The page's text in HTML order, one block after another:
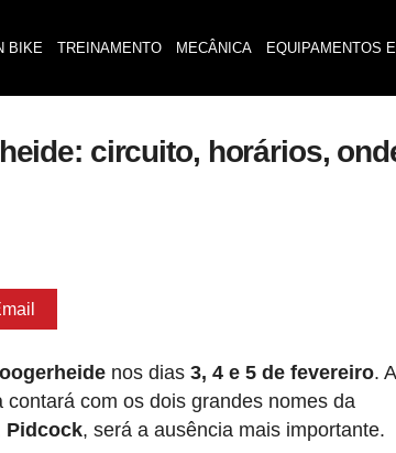
BIKE TREINAMENTO MECÂNICA EQUIPAMENTOS
circuito, horários,
nos dias3, 4 e 5 de fevereiro.
com os dois grandes nomes da
Pidcock, será a ausência mais importante.